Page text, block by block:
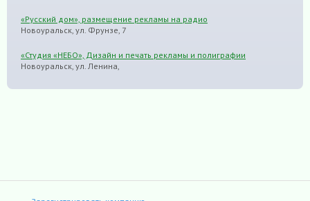
«Русский дом», размещение рекламы на радио
Новоуральск, ул. Фрунзе, 7
«Студия «НЕБО», Дизайн и печать рекламы и полиграфии
Новоуральск, ул. Ленина,